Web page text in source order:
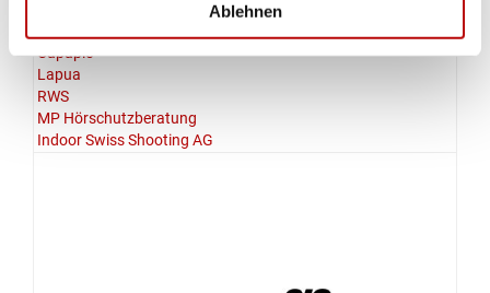
Ablehnen
Capapie
Lapua
RWS
MP Hörschutzberatung
Indoor Swiss Shooting AG